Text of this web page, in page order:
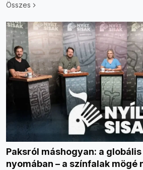
Összes
Paksról máshogyan: a
nyomában – a színfalak mögé